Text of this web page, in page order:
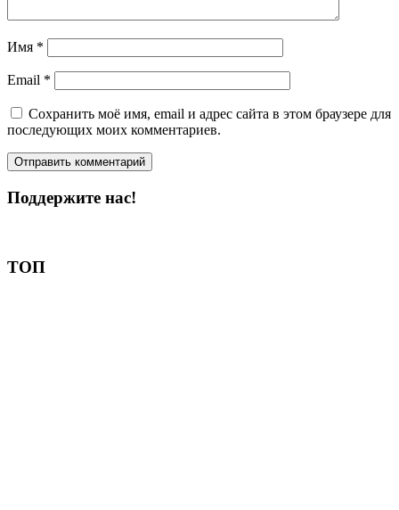
Имя *
Email *
Сохранить моё имя, email и адрес сайта в этом браузере для
последующих моих комментариев.
Поддержите нас!
ТОП